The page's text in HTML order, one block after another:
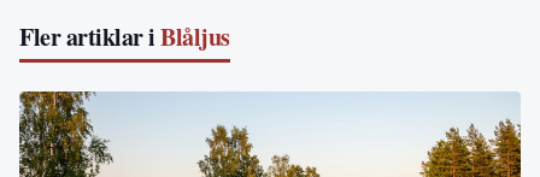
Fler artiklar iBlåljus